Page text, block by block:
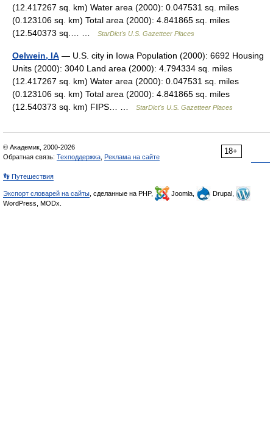
(12.417267 sq. km) Water area (2000): 0.047531 sq. miles
(0.123106 sq. km) Total area (2000): 4.841865 sq. miles
(12.540373 sq.… …
StarDict's U.S. Gazetteer Places
Oelwein, IA — U.S. city in Iowa Population (2000): 6692 Housing
Units (2000): 3040 Land area (2000): 4.794334 sq. miles
(12.417267 sq. km) Water area (2000): 0.047531 sq. miles
(0.123106 sq. km) Total area (2000): 4.841865 sq. miles
(12.540373 sq. km) FIPS… …
StarDict's U.S. Gazetteer Places
18+
© Академик, 2000-2026
Обратная связь: Техподдержка Реклама на сайте
👣 Путешествия
Экспорт словарей на сайты , сделанные на PHP, Joomla,
Drupal,
WordPress, MODx.